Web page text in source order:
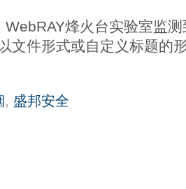
烽火台实验室监
文件形式或自定义标题的
, 盛邦安全